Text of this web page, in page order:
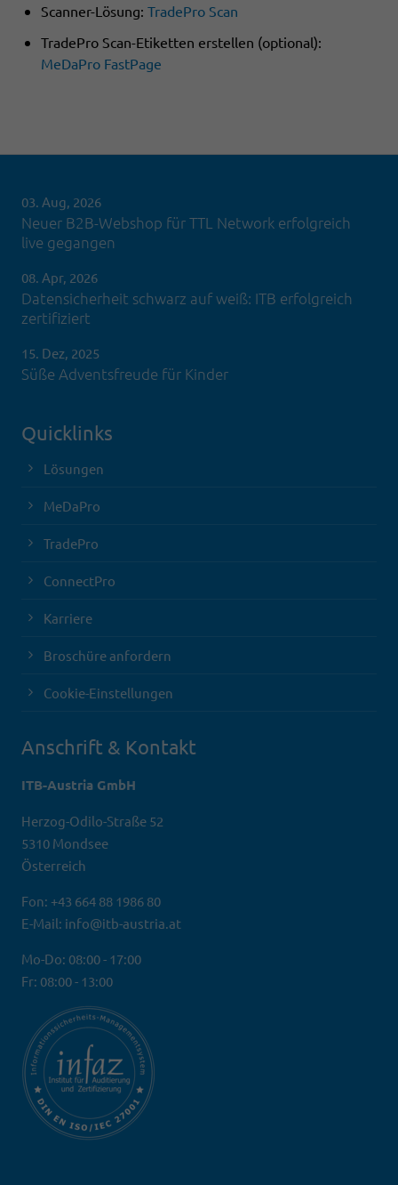
Scanner-Lösung: TradePro Scan
TradePro Scan-Etiketten erstellen (optional):
MeDaPro FastPage
03. Aug, 2026
Neuer B2B-Webshop für TTL Network erfolgreich
live gegangen
08. Apr, 2026
Datensicherheit schwarz auf weiß: ITB erfolgreich
zertifiziert
15. Dez, 2025
Süße Adventsfreude für Kinder
Quicklinks
Lösungen
MeDaPro
TradePro
ConnectPro
Karriere
Broschüre anfordern
Cookie-Einstellungen
Anschrift & Kontakt
ITB-Austria GmbH
Herzog-Odilo-Straße 52
5310 Mondsee
Österreich
Fon: +43 664 88 1986 80
E-Mail: info@itb-austria.at
Mo-Do: 08:00 - 17:00
Fr: 08:00 - 13:00